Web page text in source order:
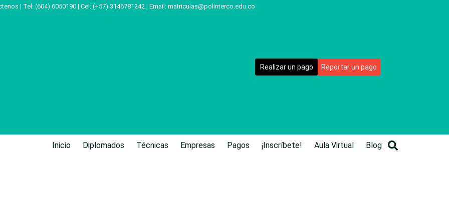
| Tel: (604) 6050190 | Cel: (+57) 3146781242 | Email: matriculas@polinterco.edu.co
Realizar un pago Reportar un pago
Inicio Diplomados Técnicas Empresas Pagos ¡Inscríbete! Aula Virtual Blog